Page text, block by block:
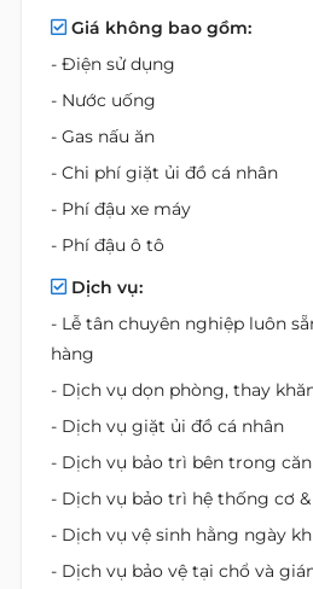
Giá không bao gồm:
- Điện sử dụng
- Nước uống
- Gas nấu ăn
- Chi phí giặt ủi đồ cá nhân
- Phí đậu xe máy
- Phí đậu ô tô
Dịch vụ:
- Lễ tân chuyên nghiệp luôn
hàng
- Dịch vụ dọn phòng, thay
- Dịch vụ giặt ủi đồ cá nhân
- Dịch vụ bảo trì bên trong
- Dịch vụ bảo trì hệ thống cơ
- Dịch vụ vệ sinh hằng ngày
- Dịch vụ bảo vệ tại chổ và